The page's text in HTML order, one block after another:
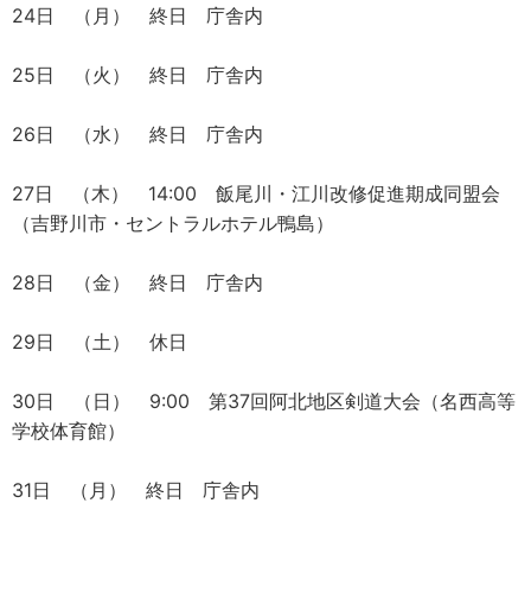
24日 （月） 終日 庁舎内
25日 （火） 終日 庁舎内
26日 （水） 終日 庁舎内
27日 （木） 14:00 飯尾川・江川改修促進期成同盟会
（吉野川市・セントラルホテル鴨島）
28日 （金） 終日 庁舎内
29日 （土） 休日
30日 （日） 9:00 第37回阿北地区剣道大会（名西高等
学校体育館）
31日 （月） 終日 庁舎内